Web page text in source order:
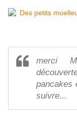
merci
pancakes
suivre...